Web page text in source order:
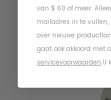
Chapter MIPS
$ 101,00 $149
van $ 60 of meer.
mailadres in te
over nieuwe
gaat ook akkoord met
servicevoorwaarden.U